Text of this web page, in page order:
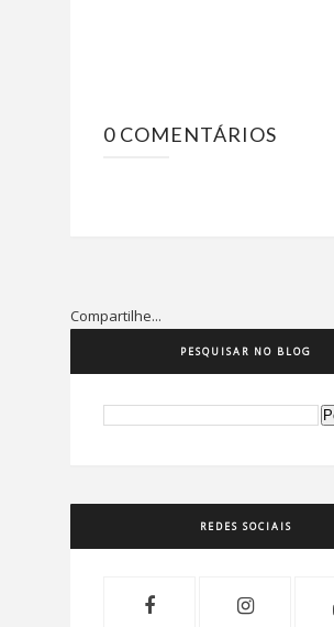
0 COMENTÁRIOS
Compartilhe...
PESQUISAR NO BLOG
REDES SOCIAIS